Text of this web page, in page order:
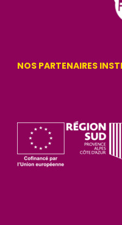
NOS PARTENAIRES